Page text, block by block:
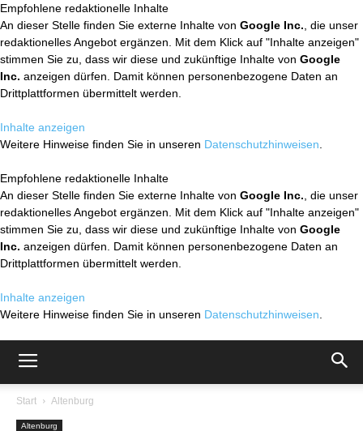
Empfohlene redaktionelle Inhalte
An dieser Stelle finden Sie externe Inhalte von Google Inc. , die unser
redaktionelles Angebot ergänzen. Mit dem Klick auf "Inhalte anzeigen"
stimmen Sie zu, dass wir diese und zukünftige Inhalte von Google
Inc. anzeigen dürfen. Damit können personenbezogene Daten an
Drittplattformen übermittelt werden.
Inhalte anzeigen
Weitere Hinweise finden Sie in unseren Datenschutzhinweisen
Empfohlene redaktionelle Inhalte
An dieser Stelle finden Sie externe Inhalte von Google Inc. , die unser
redaktionelles Angebot ergänzen. Mit dem Klick auf "Inhalte anzeigen"
stimmen Sie zu, dass wir diese und zukünftige Inhalte von Google
Inc. anzeigen dürfen. Damit können personenbezogene Daten an
Drittplattformen übermittelt werden.
Inhalte anzeigen
Weitere Hinweise finden Sie in unseren Datenschutzhinweisen
Start Altenburg
Altenburg